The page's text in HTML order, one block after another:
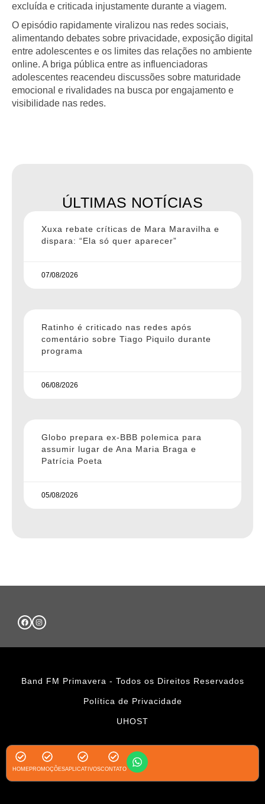
excluída e criticada injustamente durante a viagem.
O episódio rapidamente viralizou nas redes sociais,
alimentando debates sobre privacidade, exposição digital
entre adolescentes e os limites das relações no ambiente
online. A briga pública entre as influenciadoras
adolescentes reacendeu discussões sobre maturidade
emocional e rivalidades na busca por engajamento e
visibilidade nas redes.
ÚLTIMAS NOTÍCIAS
Xuxa rebate críticas de Mara Maravilha e
dispara: “Ela só quer aparecer”
07/08/2026
Ratinho é criticado nas redes após
comentário sobre Tiago Piquilo durante
programa
06/08/2026
Globo prepara ex-BBB polemica para
assumir lugar de Ana Maria Braga e
Patrícia Poeta
05/08/2026
Band FM Primavera - Todos os Direitos Reservados
Política de Privacidade
UHOST
HOMEPROMOÇÕESAPLICATIVOSCONTATO